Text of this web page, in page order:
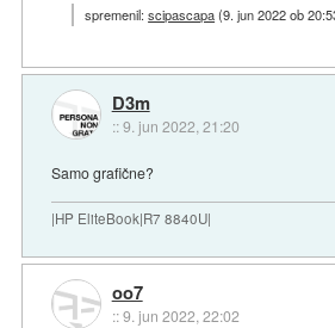
spremenil:scipascapa(9. jun 2022 ob
D3m
::9. jun 2022, 21:20
Samo grafične?
|HP EliteBook|R7 8840U|
oo7
::9. jun 2022, 22:02